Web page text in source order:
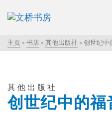
主页 » 书店 » 其他出版社 » 创世纪中
其他出版社
创世纪中的福